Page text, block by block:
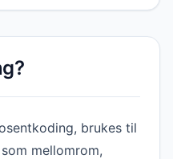
brukes til
mellomrom,